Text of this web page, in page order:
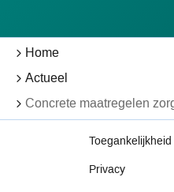
Home
Actueel
Concrete maatregelen
Toegankelijkheid
Privacy